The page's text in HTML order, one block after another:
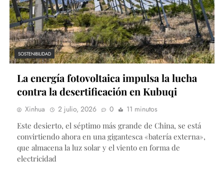
SOSTENIBILIDAD
La energía fotovoltaica impulsa la lucha
contra la desertificación en Kubuqi
Xinhua 2 julio, 2026 0
11 minutos
Este desierto, el séptimo más grande de China, se está
convirtiendo ahora en una gigantesca «batería externa»,
que almacena la luz solar y el viento en forma de
electricidad